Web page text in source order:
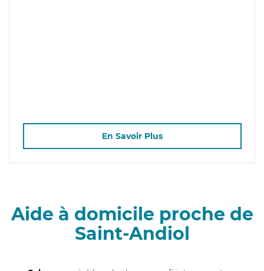
En Savoir Plus
Aide à domicile proche de
Saint-Andiol